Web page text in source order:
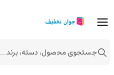
جستجوی محصول، دسته، برند...